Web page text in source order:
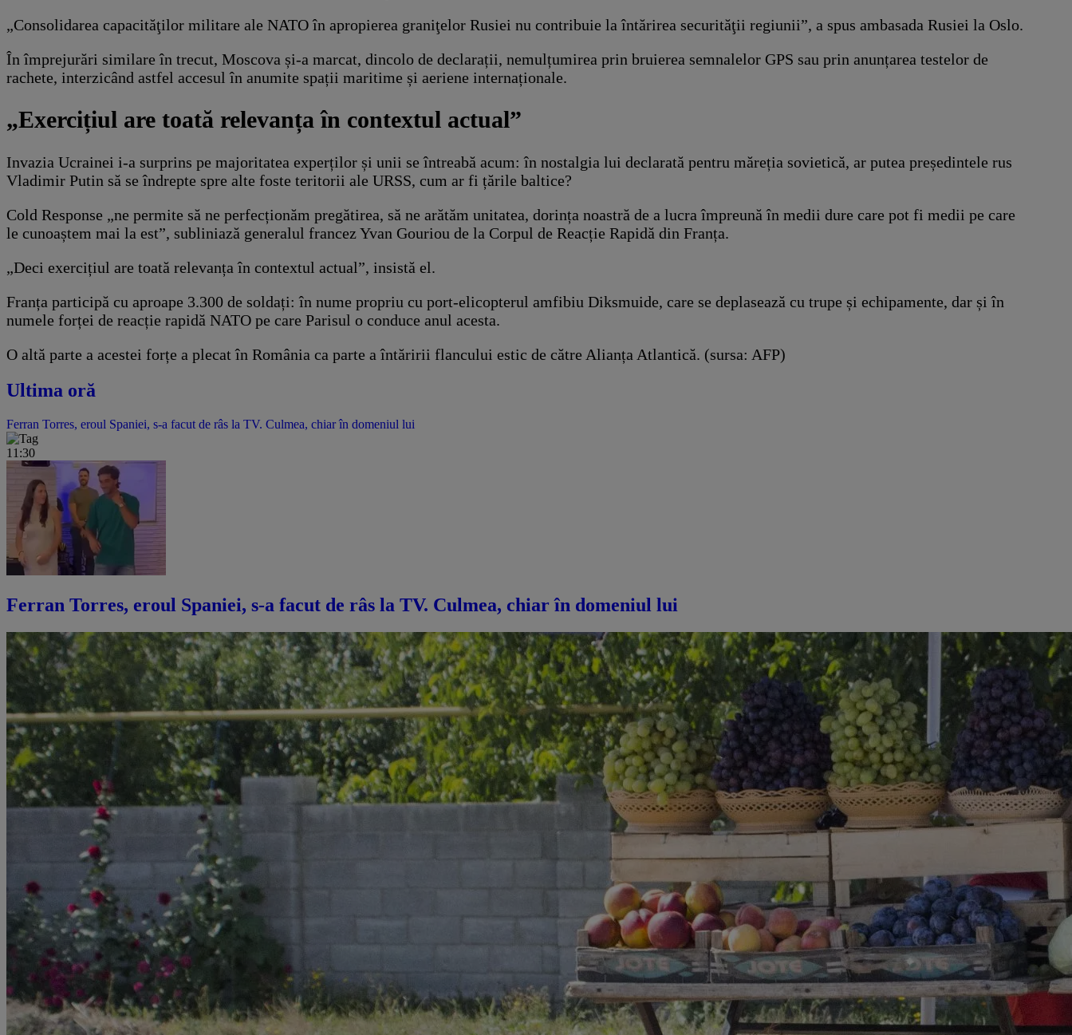
„Consolidarea capacităţilor militare ale NATO în apropierea graniţelor Rusiei nu contribuie la întărirea securităţii regiunii”, a spus ambasada Rusiei la Oslo.
În împrejurări similare în trecut, Moscova și-a marcat, dincolo de declarații, nemulțumirea prin bruierea semnalelor GPS sau prin anunțarea testelor de
rachete, interzicând astfel accesul în anumite spații maritime și aeriene internaționale.
„Exercițiul are toată relevanța în contextul actual”
Invazia Ucrainei i-a surprins pe majoritatea experților și unii se întreabă acum: în nostalgia lui declarată pentru măreția sovietică, ar putea președintele rus
Vladimir Putin să se îndrepte spre alte foste teritorii ale URSS, cum ar fi țările baltice?
Cold Response „ne permite să ne perfecționăm pregătirea, să ne arătăm unitatea, dorința noastră de a lucra împreună în medii dure care pot fi medii pe care
le cunoaștem mai la est”, subliniază generalul francez Yvan Gouriou de la Corpul de Reacție Rapidă din Franța.
„Deci exercițiul are toată relevanța în contextul actual”, insistă el.
Franța participă cu aproape 3.300 de soldați: în nume propriu cu port-elicopterul amfibiu Diksmuide, care se deplasează cu trupe și echipamente, dar și în
numele forței de reacție rapidă NATO pe care Parisul o conduce anul acesta.
O altă parte a acestei forțe a plecat în România ca parte a întăririi flancului estic de către Alianța Atlantică. (sursa: AFP)
Ultima oră
Ferran Torres, eroul Spaniei, s-a facut de râs la TV. Culmea, chiar în domeniul lui
11:30
Ferran Torres, eroul Spaniei, s-a facut de râs la TV. Culmea, chiar în domeniul lui